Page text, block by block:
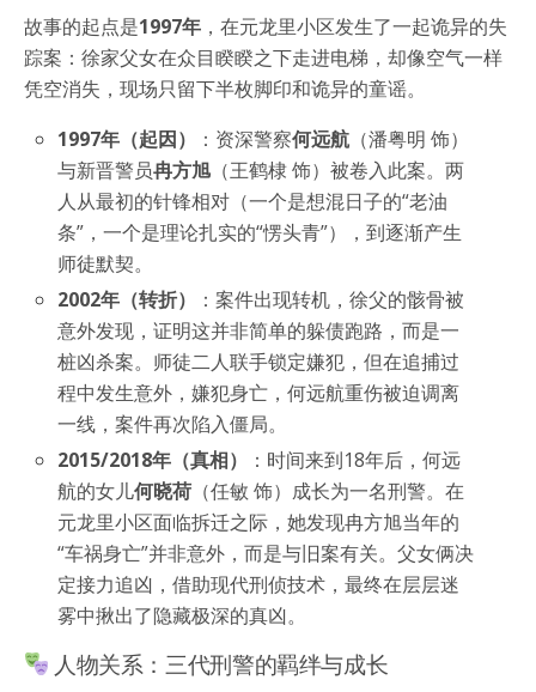
故事的起点是1997年 ，在元龙里小区发生了一起诡异的失
踪案：徐家父女在众目睽睽之下走进电梯，却像空气一样
凭空消失，现场只留下半枚脚印和诡异的童谣。
1997年（起因）
：资深警察何远航 （潘粤明 饰）
与新晋警员冉方旭 （王鹤棣 饰）被卷入此案。两
人从最初的针锋相对（一个是想混日子的“老油
条”，一个是理论扎实的“愣头青”），到逐渐产生
师徒默契。
2002年（转折）
：案件出现转机，徐父的骸骨被
意外发现，证明这并非简单的躲债跑路，而是一
桩凶杀案。师徒二人联手锁定嫌犯，但在追捕过
程中发生意外，嫌犯身亡，何远航重伤被迫调离
一线，案件再次陷入僵局。
2015/2018年（真相）
：时间来到18年后，何远
航的女儿何晓荷 （任敏 饰）成长为一名刑警。在
元龙里小区面临拆迁之际，她发现冉方旭当年的
“车祸身亡”并非意外，而是与旧案有关。父女俩决
定接力追凶，借助现代刑侦技术，最终在层层迷
雾中揪出了隐藏极深的真凶。
人物关系：三代刑警的羁绊与成长